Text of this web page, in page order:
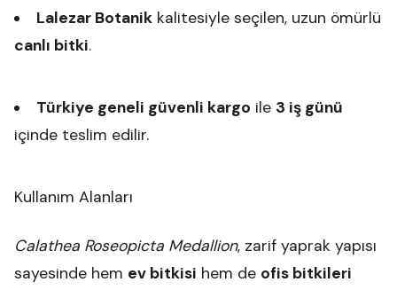
Lalezar Botanikkalitesiyle seçilen, uzun ömürlü
canlı bitki.
Türkiye geneli güvenli kargo ile 3 iş günü
içinde teslim edilir.
Kullanım Alanları
Calathea Roseopicta Medallion, zarif yaprak yapısı
sayesinde hem ev bitkisi hem de ofis bitkileri